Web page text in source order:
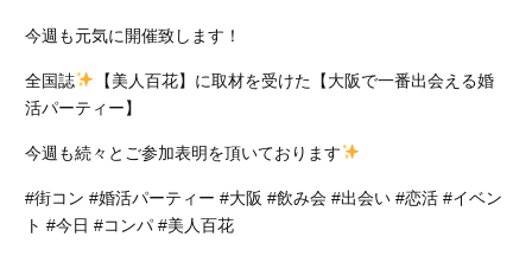
今週も元気に開催致します！
全国誌
【美人百花】に取材を受けた【大阪で一番出会える婚
活パーティー】
今週も続々とご参加表明を頂いております
#街コン #婚活パーティー #大阪 #飲み会 #出会い #恋活 #イベン
ト #今日 #コンパ #美人百花